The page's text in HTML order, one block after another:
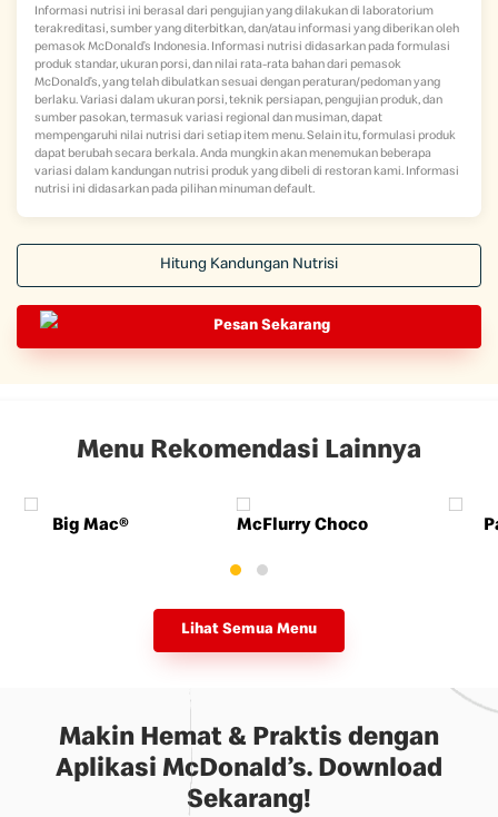
Informasi nutrisi ini berasal dari pengujian yang dilakukan di laboratorium
terakreditasi, sumber yang diterbitkan, dan/atau informasi yang diberikan oleh
pemasok McDonald’s Indonesia. Informasi nutrisi didasarkan pada formulasi
produk standar, ukuran porsi, dan nilai rata-rata bahan dari pemasok
McDonald’s, yang telah dibulatkan sesuai dengan peraturan/pedoman yang
berlaku. Variasi dalam ukuran porsi, teknik persiapan, pengujian produk, dan
sumber pasokan, termasuk variasi regional dan musiman, dapat
mempengaruhi nilai nutrisi dari setiap item menu. Selain itu, formulasi produk
dapat berubah secara berkala. Anda mungkin akan menemukan beberapa
variasi dalam kandungan nutrisi produk yang dibeli di restoran kami. Informasi
nutrisi ini didasarkan pada pilihan minuman default.
Hitung Kandungan Nutrisi
Pesan Sekarang
Menu Rekomendasi Lainnya
Big Mac® McFlurry Choco
Lihat Semua Menu
Makin Hemat & Praktis dengan
Aplikasi McDonald’s. Download
Sekarang!